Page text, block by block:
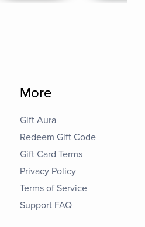
More
Gift Aura
Redeem Gift Code
Gift Card Terms
Privacy Policy
Terms of Service
Support FAQ